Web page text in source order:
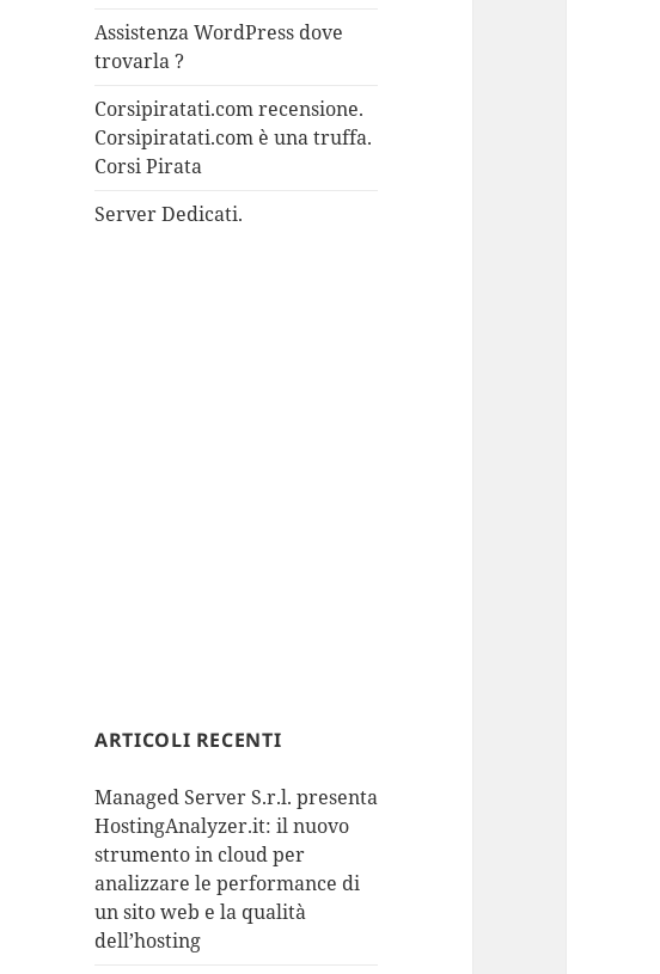
Assistenza WordPress dove
trovarla ?
Corsipiratati.com recensione.
Corsipiratati.com è una truffa.
Corsi Pirata
Server Dedicati.
ARTICOLI RECENTI
Managed Server S.r.l. presenta
HostingAnalyzer.it: il nuovo
strumento in cloud per
analizzare le performance di
un sito web e la qualità
dell’hosting